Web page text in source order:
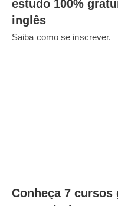
estudo 100%
inglês
Saiba como se inscrever.
Conheça 7